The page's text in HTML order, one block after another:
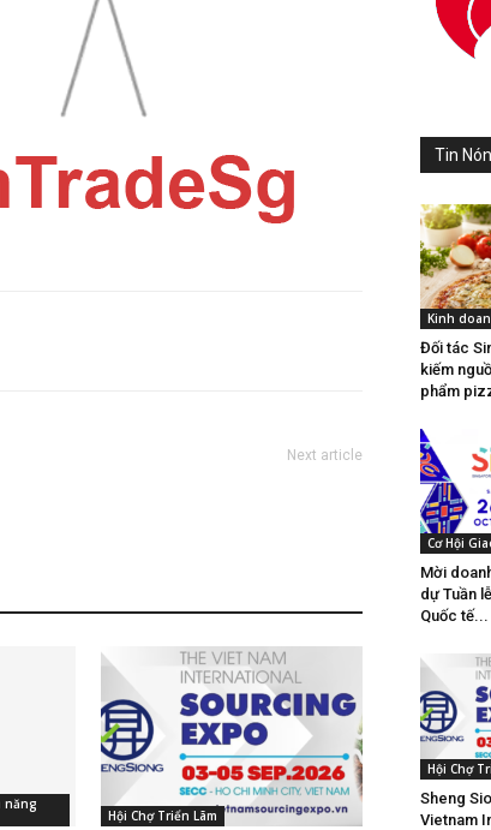
Next article
năng
Hội Chợ Triển Lãm
Tin
Kinh
Đối tác
kiếm
phẩm
Cơ Hội
Mời
dự Tuần
Quốc tế...
Hội Chợ
Sheng
Vietnam